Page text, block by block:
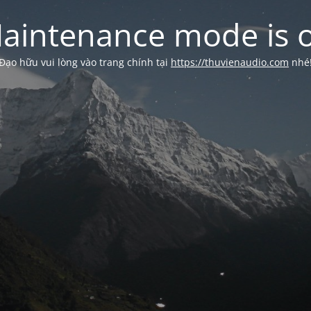
mode is
hữu vui lòng vào trang chính tại https://thuvienaudio.com